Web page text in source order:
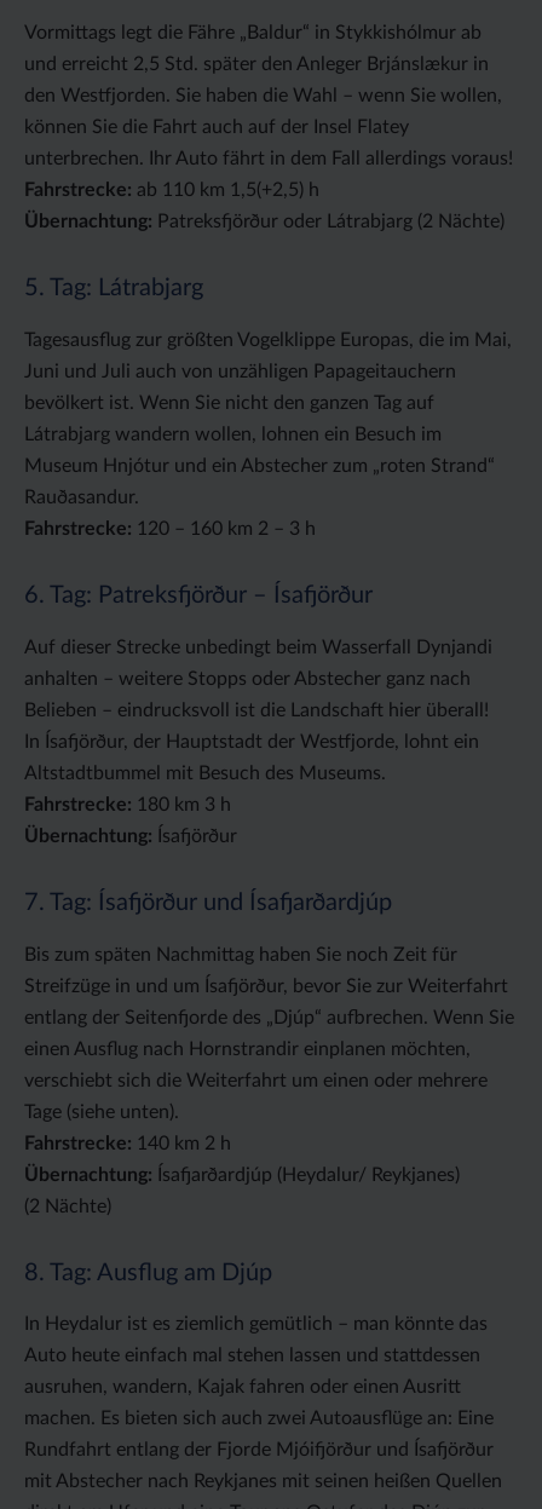
Vormittags legt die Fähre „Baldur“ in Stykkishólmur ab
und erreicht 2,5 Std. später den Anleger Brjánslækur in
den Westfjorden. Sie haben die Wahl – wenn Sie wollen,
können Sie die Fahrt auch auf der Insel Flatey
unterbrechen. Ihr Auto fährt in dem Fall allerdings voraus!
Fahrstrecke: ab 110 km 1,5(+2,5) h
Übernachtung: Patreksfjörður oder Látrabjarg (2 Nächte)
5. Tag: Látrabjarg
Tagesausflug zur größten Vogelklippe Europas, die im Mai,
Juni und Juli auch von unzähligen Papageitauchern
bevölkert ist. Wenn Sie nicht den ganzen Tag auf
Látrabjarg wandern wollen, lohnen ein Besuch im
Museum Hnjótur und ein Abstecher zum „roten Strand“
Rauðasandur.
Fahrstrecke: 120 – 160 km 2 – 3 h
6. Tag: Patreksfjörður – Ísafjörður
Auf dieser Strecke unbedingt beim Wasserfall Dynjandi
anhalten – weitere Stopps oder Abstecher ganz nach
Belieben – eindrucksvoll ist die Landschaft hier überall!
In Ísafjörður, der Hauptstadt der Westfjorde, lohnt ein
Altstadtbummel mit Besuch des Museums.
Fahrstrecke: 180 km 3 h
Übernachtung: Ísafjörður
7. Tag: Ísafjörður und Ísafjarðardjúp
Bis zum späten Nachmittag haben Sie noch Zeit für
Streifzüge in und um Ísafjörður, bevor Sie zur Weiterfahrt
entlang der Seitenfjorde des „Djúp“ aufbrechen. Wenn Sie
einen Ausflug nach Hornstrandir einplanen möchten,
verschiebt sich die Weiterfahrt um einen oder mehrere
Tage (siehe unten).
Fahrstrecke: 140 km 2 h
Übernachtung: Ísafjarðardjúp (Heydalur/ Reykjanes)
(2 Nächte)
8. Tag: Ausflug am Djúp
In Heydalur ist es ziemlich gemütlich – man könnte das
Auto heute einfach mal stehen lassen und stattdessen
ausruhen, wandern, Kajak fahren oder einen Ausritt
machen. Es bieten sich auch zwei Autoausflüge an: Eine
Rundfahrt entlang der Fjorde Mjóifjörður und Ísafjörður
mit Abstecher nach Reykjanes mit seinen heißen Quellen